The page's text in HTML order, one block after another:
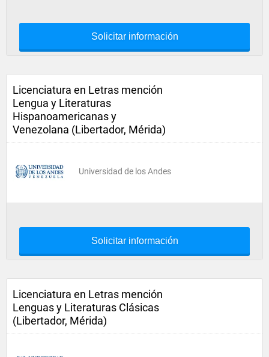
Solicitar información
Licenciatura en Letras mención
Lengua y Literaturas
Hispanoamericanas y
Venezolana (Libertador, Mérida)
Universidad de los Andes
Solicitar información
Licenciatura en Letras mención
Lenguas y Literaturas Clásicas
(Libertador, Mérida)